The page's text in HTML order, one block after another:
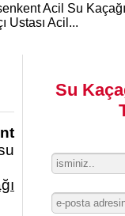
Acil Su
Ustası Acil...
Su